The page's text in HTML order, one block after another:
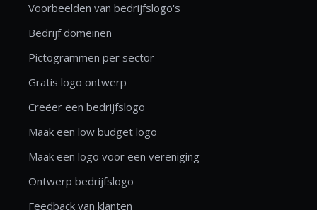
Voorbeelden van bedrijfslogo's
Bedrijf domeinen
Pictogrammen per sector
Gratis logo ontwerp
Creëer een bedrijfslogo
Maak een low budget logo
Maak een logo voor een vereniging
Ontwerp bedrijfslogo
Feedback van klanten